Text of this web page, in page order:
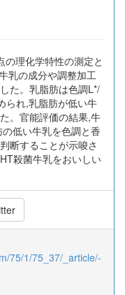
理化学特性の測定と
乳の成分や調整加工
た。乳脂肪は色調L*/
られ,乳脂肪が低い牛
。官能評価の結果,牛
低い牛乳を色調と香
断することが示唆さ
殺菌牛乳をおいしい
75/1/75_37/_article/-